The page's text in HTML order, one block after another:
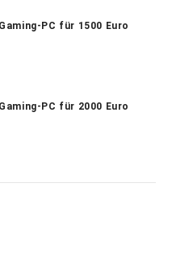
PC für 1500 Euro
PC für 2000 Euro